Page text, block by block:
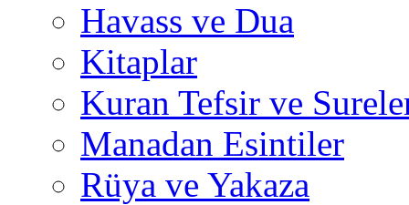
Havass ve Dua
Kitaplar
Kuran Tefsir ve
Manadan Esintiler
Rüya ve Yakaza